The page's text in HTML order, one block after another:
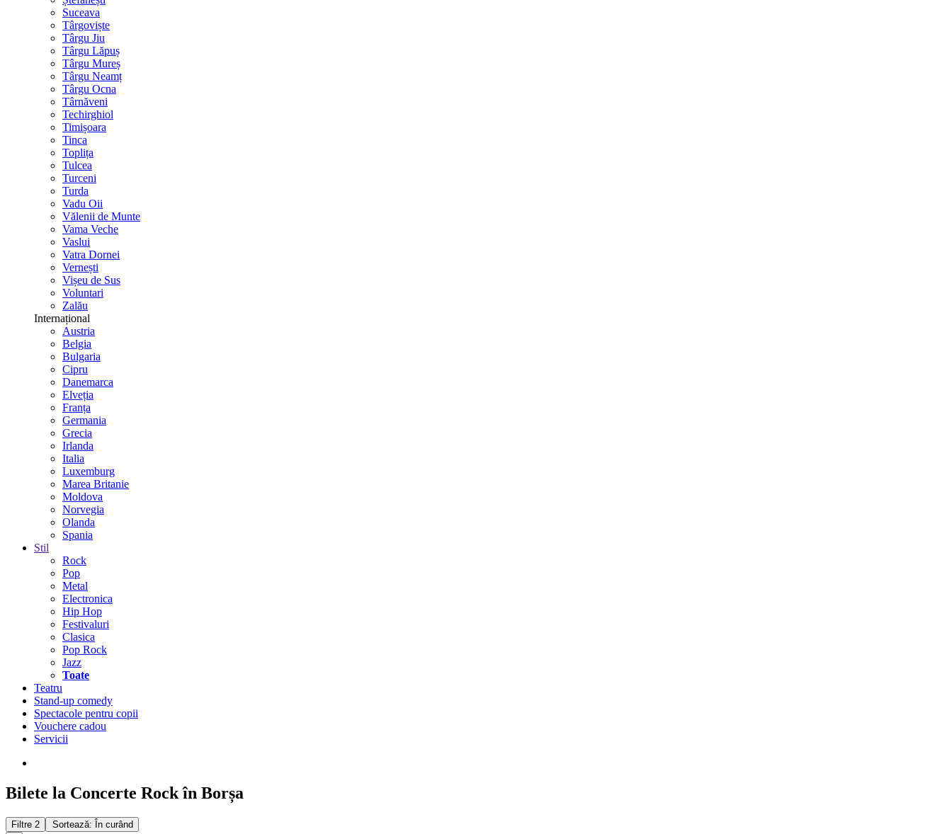
Suceava
Târgoviște
Târgu Jiu
Târgu Lăpuș
Târgu Mureș
Târgu Neamț
Târgu Ocna
Târnăveni
Techirghiol
Timișoara
Tinca
Toplița
Tulcea
Turceni
Turda
Vadu Oii
Vălenii de Munte
Vama Veche
Vaslui
Vatra Dornei
Vernești
Vișeu de Sus
Voluntari
Zalău
Internațional
Austria
Belgia
Bulgaria
Cipru
Danemarca
Elveția
Franța
Germania
Grecia
Irlanda
Italia
Luxemburg
Marea Britanie
Moldova
Norvegia
Olanda
Spania
Stil
Rock
Pop
Metal
Electronica
Hip Hop
Festivaluri
Clasica
Pop Rock
Jazz
Toate
Teatru
Stand-up comedy
Spectacole pentru copii
Vouchere cadou
Servicii
Bilete la Concerte Rock în Borșa
Filtre 2
Sortează: În curând